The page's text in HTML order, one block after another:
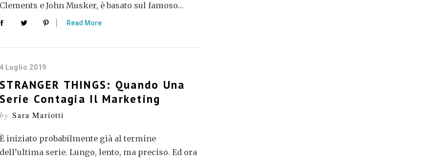
Clements e John Musker, è basato sul famoso…
Read More
4 Luglio 2019
STRANGER THINGS: Quando Una
Serie Contagia Il Marketing
by Sara Mariotti
È iniziato probabilmente già al termine
dell’ultima serie. Lungo, lento, ma preciso. Ed ora